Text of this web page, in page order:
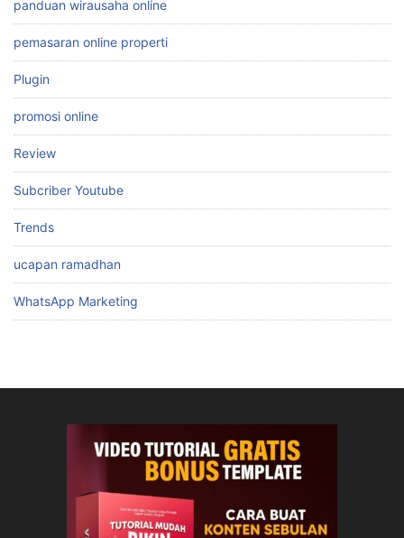
panduan wirausaha online
pemasaran online properti
Plugin
promosi online
Review
Subcriber Youtube
Trends
ucapan ramadhan
WhatsApp Marketing